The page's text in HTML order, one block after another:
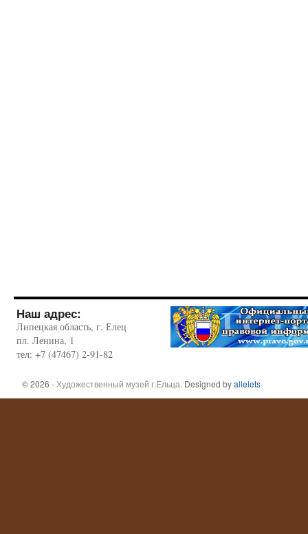
Наш адрес:
Липецкая область, г. Елец
пл. Ленина, 1
тел: +7 (47467) 2-91-82
© 2026 - Художественный музей г.Ельца. Designed byallelets